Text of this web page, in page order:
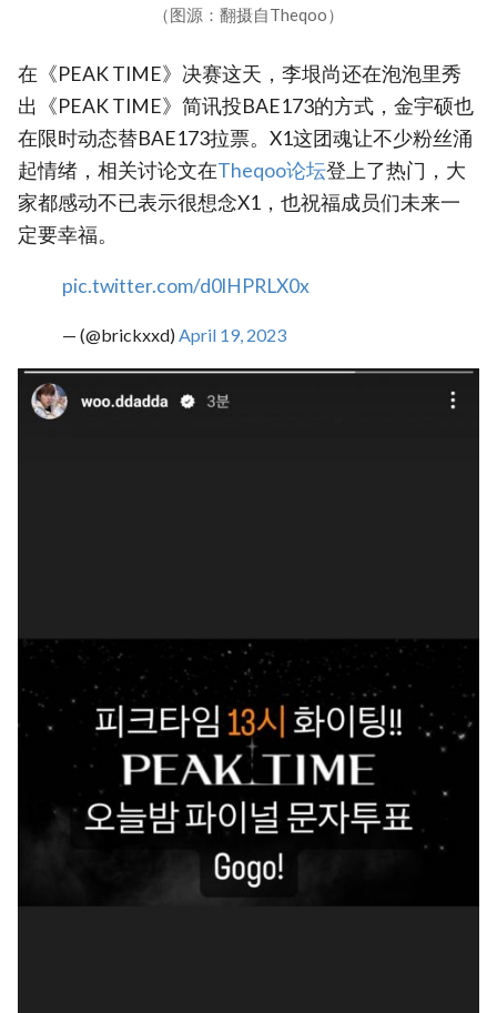
（图源：翻摄自Theqoo）
在《PEAK TIME》决赛这天，李垠尚还在泡泡里秀
出《PEAK TIME》简讯投BAE173的方式，金宇硕也
在限时动态替BAE173拉票。X1这团魂让不少粉丝涌
起情绪，相关讨论文在Theqoo论坛登上了热门，大
家都感动不已表示很想念X1，也祝福成员们未来一
定要幸福。
pic.twitter.com/d0lHPRLX0x
— (@brickxxd)April 19, 2023